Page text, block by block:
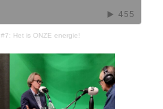
#7: Het is ONZE energie!